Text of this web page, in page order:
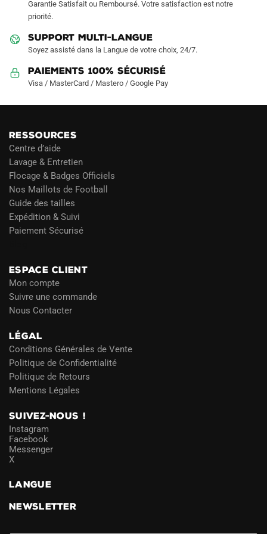
page
produit
page
Garantie Satisfait ou Remboursé. Votre satisfaction est notre
priorité.
SUPPORT MULTI-LANGUE
Soyez assisté dans la Langue de votre choix, 24/7.
Paiements 100% Sécurisé
Visa / MasterCard / Mastero / Google Pay
RESSOURCES
Centre d’aide
Lavage & Entretien
Flocage & Badges Officiels
Nos Maillots de Football
Guide des tailles
Expédition & Suivi
Paiement Sécurisé
ESPACE CLIENT
Mon compte
Suivre une commande
Nous Contacter
LÉGAL
Conditions Générales de Vente
Politique de Confidentialité
Politique de Retours
Mentions Légales
SUIVEZ-NOUS !
Instagram
Facebook
Messenger
X
LANGUE
NEWSLETTER